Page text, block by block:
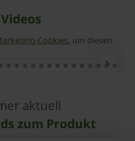
Videos
Cookies, um diesen
aktuell
zum Produkt